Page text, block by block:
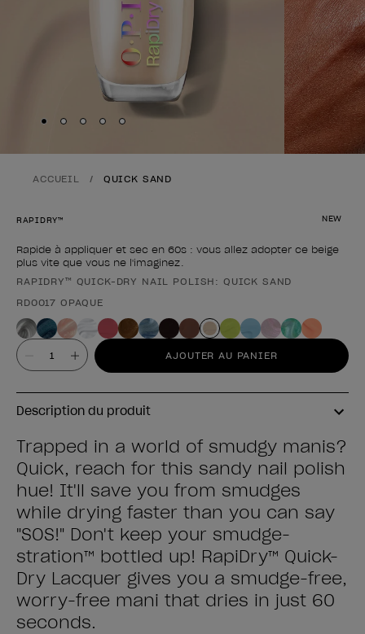
Skip to slide
Skip to slide
Skip to slide
Skip to slide
Skip to slide
ACCUEIL QUICK SAND
NEW
RAPIDRY™
Rapide à appliquer et sec en 60s : vous allez adopter ce beige
plus vite que vous ne l'imaginez.
Forme du produit
RAPIDRY™ QUICK-DRY NAIL POLISH: QUICK SAND
RD0017 OPAQUE
Valeur AJOUTER AU PANIER
Description du produit
Trapped in a world of smudgy manis?
Quick, reach for this sandy nail polish
hue! It'll save you from smudges
while drying faster than you can say
"SOS!" Don't keep your smudge-
stration™ bottled up! RapiDry™ Quick-
Dry Lacquer gives you a smudge-free,
worry-free mani that dries in just 60
seconds.